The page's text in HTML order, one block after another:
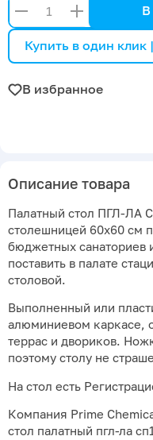
В
Купить в один клик
В избранное
Описание товара
Палатный стол ПГЛ-ЛА
столешницей 60х60 см
бюджетных санаториев
поставить в палате
столовой.
Выполненный или
алюминиевом каркасе,
террас и двориков.
поэтому столу не
На стол есть
Компания Prime
стол палатный пгл-ла